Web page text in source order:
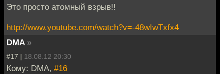
Это просто атомный взрыв!!
http://www.youtube.com/watch?v=-48wIwTxfx4
DMA »
#17 | 18.08.12 20:30
Кому: DMA, #16